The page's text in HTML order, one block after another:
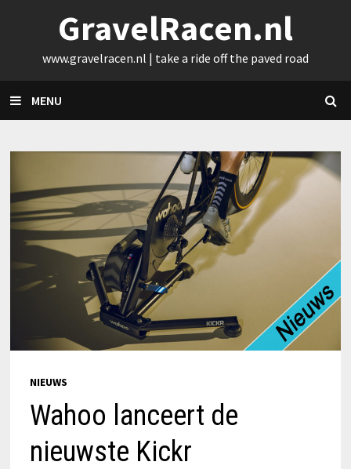
content
GravelRacen.nl
www.gravelracen.nl | take a ride off the paved road
MENU
NIEUWS
Wahoo lanceert de
nieuwste Kickr